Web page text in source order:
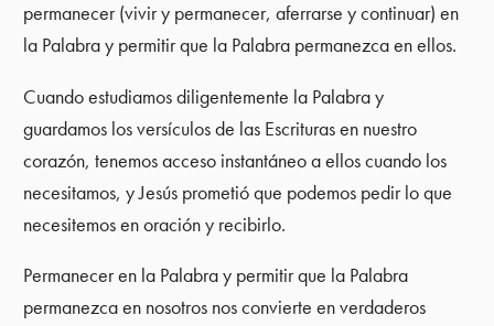
permanecer (vivir y permanecer, aferrarse y continuar) en
la Palabra y permitir que la Palabra permanezca en ellos.
Cuando estudiamos diligentemente la Palabra y
guardamos los versículos de las Escrituras en nuestro
corazón, tenemos acceso instantáneo a ellos cuando los
necesitamos, y Jesús prometió que podemos pedir lo que
necesitemos en oración y recibirlo.
Permanecer en la Palabra y permitir que la Palabra
permanezca en nosotros nos convierte en verdaderos